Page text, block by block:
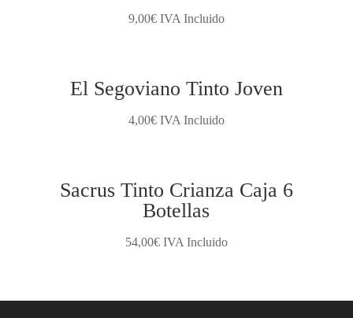
9,00€ IVA Incluido
El Segoviano Tinto Joven
4,00€ IVA Incluido
Sacrus Tinto Crianza Caja 6
Botellas
54,00€ IVA Incluido